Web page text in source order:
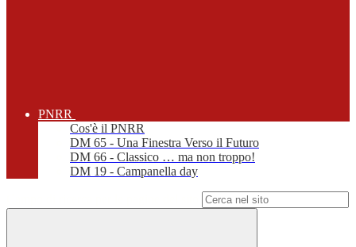
PNRR
Cos'è il PNRR
DM 65 - Una Finestra Verso il Futuro
DM 66 - Classico … ma non troppo!
DM 19 - Campanella day